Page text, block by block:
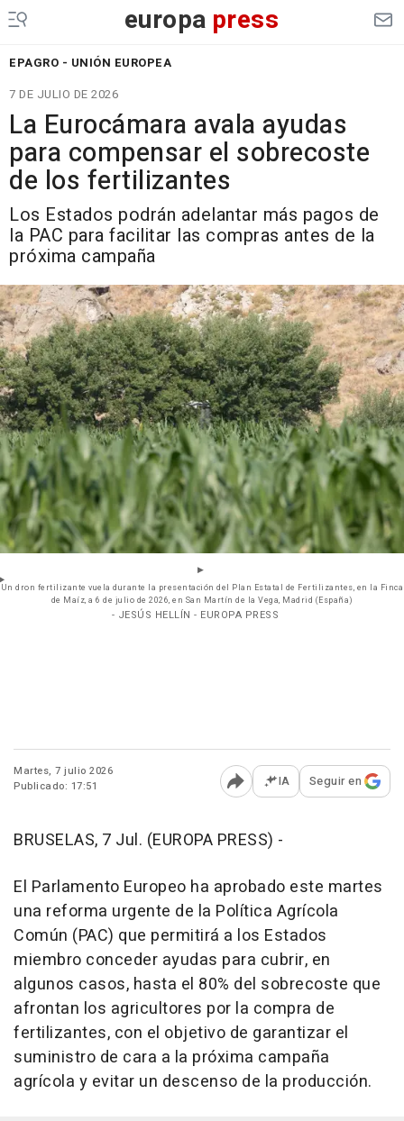
europa press
EPAGRO - UNIÓN EUROPEA
7 DE JULIO DE 2026
La Eurocámara avala ayudas
para compensar el sobrecoste
de los fertilizantes
Los Estados podrán adelantar más pagos de
la PAC para facilitar las compras antes de la
próxima campaña
Un dron fertilizante vuela durante la presentación del Plan Estatal de Fertilizantes, en la Finca
de Maíz, a 6 de julio de 2026, en San Martín de la Vega, Madrid (España)
- JESÚS HELLÍN - EUROPA PRESS
Martes, 7 julio 2026
Publicado: 17:51
Abrir opciones para
IA Seguir en
BRUSELAS, 7 Jul. (EUROPA PRESS) -
El Parlamento Europeo ha aprobado este martes
una reforma urgente de la Política Agrícola
Común (PAC) que permitirá a los Estados
miembro conceder ayudas para cubrir, en
algunos casos, hasta el 80% del sobrecoste que
afrontan los agricultores por la compra de
fertilizantes, con el objetivo de garantizar el
suministro de cara a la próxima campaña
agrícola y evitar un descenso de la producción.